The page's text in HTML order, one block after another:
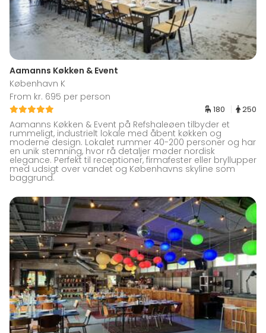
Aamanns Køkken & Event
København K
From kr. 695 per person
180 250
Aamanns Køkken & Event på Refshaleøen tilbyder et
rummeligt, industrielt lokale med åbent køkken og
moderne design. Lokalet rummer 40-200 personer og har
en unik stemning, hvor rå detaljer møder nordisk
elegance. Perfekt til receptioner, firmafester eller bryllupper
med udsigt over vandet og Københavns skyline som
baggrund.